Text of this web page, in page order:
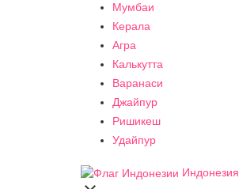
Мумбаи
Керала
Агра
Калькутта
Варанаси
Джайпур
Ришикеш
Удайпур
Индонезия